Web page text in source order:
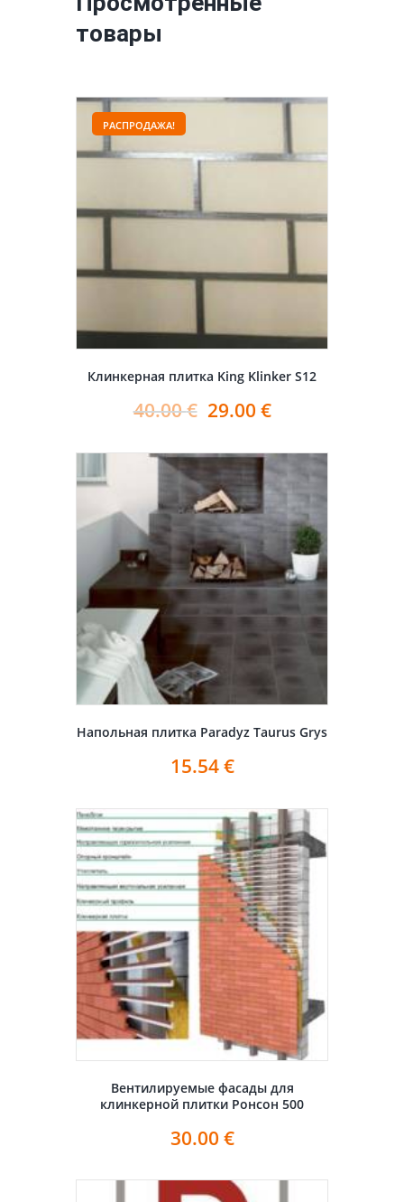
товары
РАСПРОДАЖА!
Клинкерная плитка King Klinker S12
40.00€ 29.00 €
Напольная плитка Paradyz Taurus Grys
15.54€
Вентилируемые фасады для
клинкерной плитки Ронсон 500
30.00 €